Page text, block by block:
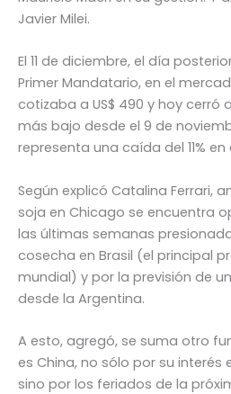
Javier Milei.
El 11 de diciembre, el día
Primer Mandatario, en el
cotizaba a US$ 490 y hoy cerró
más bajo desde el 9 de
representa una caída del 11%
Según explicó Catalina Ferrari,
soja en Chicago se encuentra
las últimas semanas
cosecha en Brasil (el principal
mundial) y por la previsión de
desde la Argentina.
A esto, agregó, se suma otro
es China, no sólo por su interés
sino por los feriados de la